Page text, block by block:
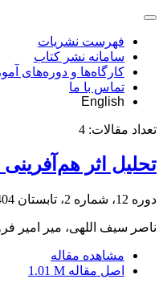
فهرست نشریات
سامانه نشر کتاب
کارگاه‌ها و دوره‌های
تماس با ما
English
تعداد مقالات: 4
تحلیل اثر
دوره 12، شماره 2، تابستان 1404، صفحه
ناصر سیف اللهی، میر امیر
مشاهده مقاله
اصل مقاله 1.01 M